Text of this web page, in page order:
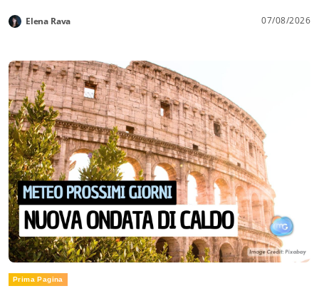
Elena Rava 07/08/2026
Prima Pagina